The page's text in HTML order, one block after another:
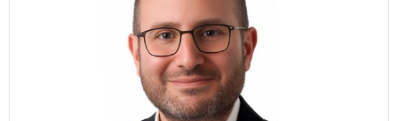
Reyting-tiraj